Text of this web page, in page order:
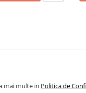
mai multe in Politica de